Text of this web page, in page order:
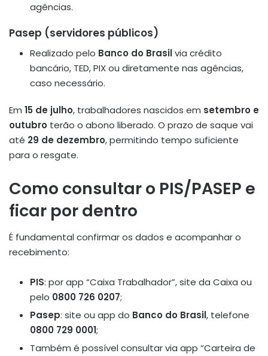
agências.
Pasep (servidores públicos)
Realizado pelo Banco do Brasilvia crédito
bancário, TED, PIX ou diretamente nas agências,
caso necessário.
Em 15 de julho, trabalhadores nascidos em setembro e
outubro terão o abono liberado. O prazo de saque vai
até 29 de dezembro, permitindo tempo suficiente
para o resgate.
Como consultar o PIS/PASEP e
ficar por dentro
É fundamental confirmar os dados e acompanhar o
recebimento:
PIS: por app “Caixa Trabalhador”, site da Caixa ou
pelo 0800 726 0207;
Pasep: site ou app do Banco do Brasil, telefone
0800 729 0001;
Também é possível consultar via app “Carteira de